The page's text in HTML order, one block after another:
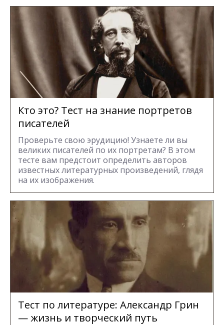
Кто это? Тест на знание портретов
писателей
Проверьте свою эрудицию! Узнаете ли вы
великих писателей по их портретам? В этом
тесте вам предстоит определить авторов
известных литературных произведений, глядя
на их изображения.
Тест по литературе: Александр Грин
— жизнь и творческий путь